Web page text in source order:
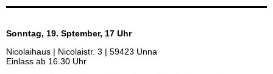
Sonntag, 19. Sptember, 17 Uhr
Nicolaihaus | Nicolaistr. 3 | 59423 Unna
Einlass ab 16.30 Uhr